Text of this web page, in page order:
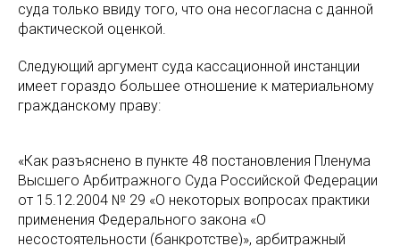
суда только ввиду того, что она несогласна с данной
фактической оценкой.
Следующий аргумент суда кассационной инстанции
имеет гораздо большее отношение к материальному
гражданскому праву:
«Как разъяснено в пункте 48 постановления Пленума
Высшего Арбитражного Суда Российской Федерации
от 15.12.2004 № 29 «О некоторых вопросах практики
применения Федерального закона «О
несостоятельности (банкротстве)», арбитражный